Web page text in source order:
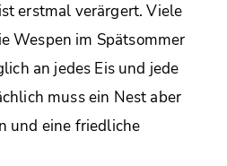
erstmal verärgert. Viele
Wespen im Spätsommer
an jedes Eis und jede
muss ein Nest aber
und eine friedliche